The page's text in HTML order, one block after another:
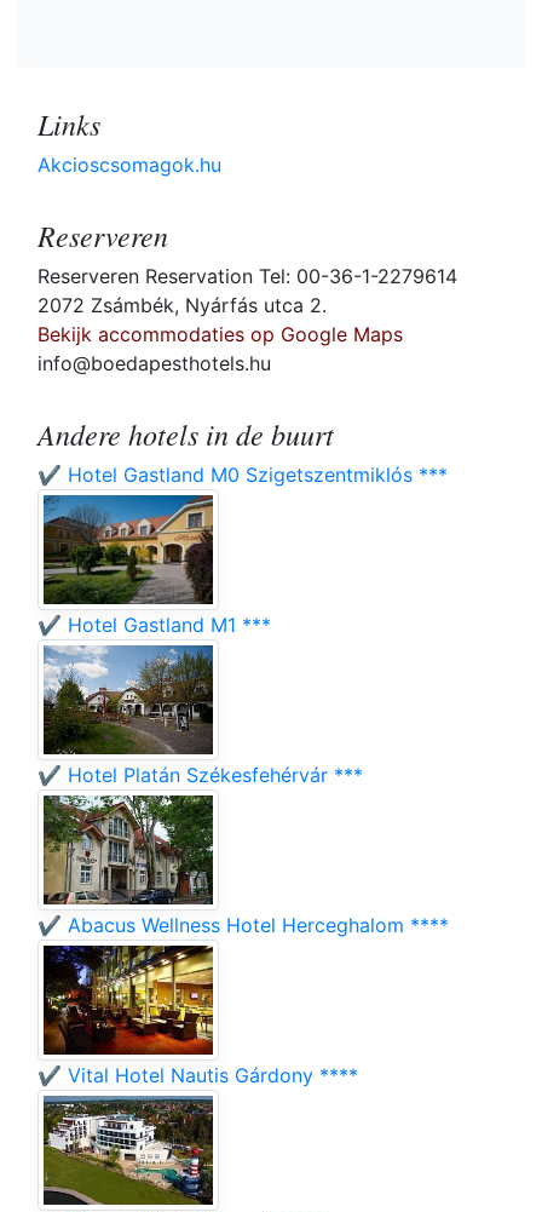
Links
Akcioscsomagok.hu
Reserveren
Reserveren Reservation Tel: 00-36-1-2279614
2072 Zsámbék, Nyárfás utca 2.
Bekijk accommodaties op Google Maps
info@boedapesthotels.hu
Andere hotels in de buurt
✔️ Hotel Gastland M0 Szigetszentmiklós ***
✔️ Hotel Gastland M1 ***
✔️ Hotel Platán Székesfehérvár ***
✔️ Abacus Wellness Hotel Herceghalom ****
✔️ Vital Hotel Nautis Gárdony ****